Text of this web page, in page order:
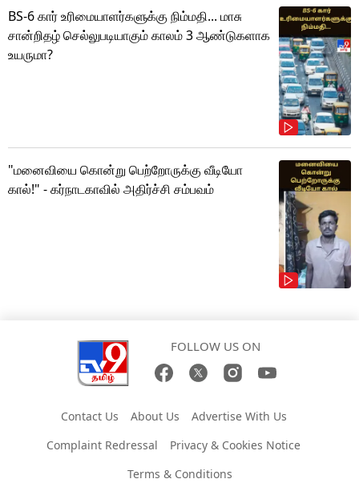
BS-6 கார் உரிமையாளர்களுக்கு நிம்மதி... மாசு
சான்றிதழ் செல்லுபடியாகும் காலம் 3 ஆண்டுகளாக
உயருமா?
"மனைவியை கொன்று பெற்றோருக்கு வீடியோ
கால்!" - கர்நாடகாவில் அதிர்ச்சி சம்பவம்
FOLLOW US ON
Contact Us About Us
Advertise With Us
Complaint Redressal
Privacy & Cookies Notice
Terms & Conditions